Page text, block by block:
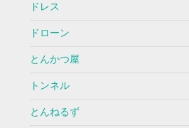
ドレス
ドローン
とんかつ屋
トンネル
とんねるず